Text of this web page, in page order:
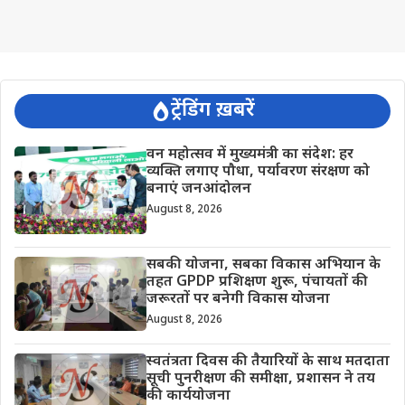
ट्रेंडिंग ख़बरें
वन महोत्सव में मुख्यमंत्री का संदेश: हर
व्यक्ति लगाए पौधा, पर्यावरण संरक्षण को
बनाएं जनआंदोलन
August 8, 2026
सबकी योजना, सबका विकास अभियान के
तहत GPDP प्रशिक्षण शुरू, पंचायतों की
जरूरतों पर बनेगी विकास योजना
August 8, 2026
स्वतंत्रता दिवस की तैयारियों के साथ मतदाता
सूची पुनरीक्षण की समीक्षा, प्रशासन ने तय
की कार्ययोजना